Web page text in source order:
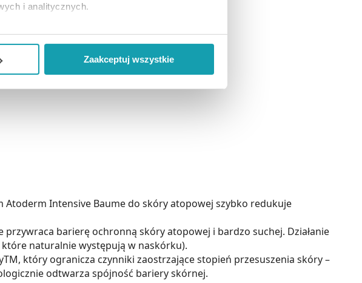
i analitycznych.
funkcje, z którymi wiąże się zbieranie danych o
Zaakceptuj wszystkie
Atoderm Intensive Baume do skóry atopowej szybko redukuje
przywraca barierę ochronną skóry atopowej i bardzo suchej. Działanie
naturalnie występują w naskórku).
który ogranicza czynniki zaostrzające stopień przesuszenia skóry –
odtwarza spójność bariery skórnej.